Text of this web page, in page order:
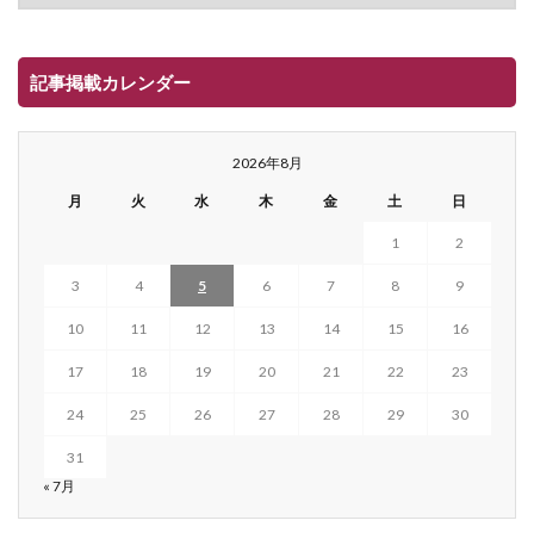
記事掲載カレンダー
2026年8月
月 火 水 木 金 土 日
1 2
3 4 5 6 7 8 9
10 11 12 13 14 15 16
17 18 19 20 21 22 23
24 25 26 27 28 29 30
31
« 7月